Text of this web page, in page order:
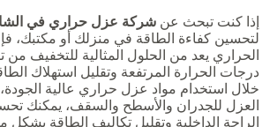
إذا كنت تبحث عن شركة عزل حراري في
لتحسين كفاءة الطاقة في منزلك أو مكتبك،
الحراري يعد من الحلول المثالية للتخفيف من
درجات الحرارة المرتفعة وتقليل استهلاك
خلال استخدام مواد عزل حراري عالية
العزل للجدران والأسطح والسقف، يمكنك
الراحة الداخلية وتقليل تكاليف الطاقة